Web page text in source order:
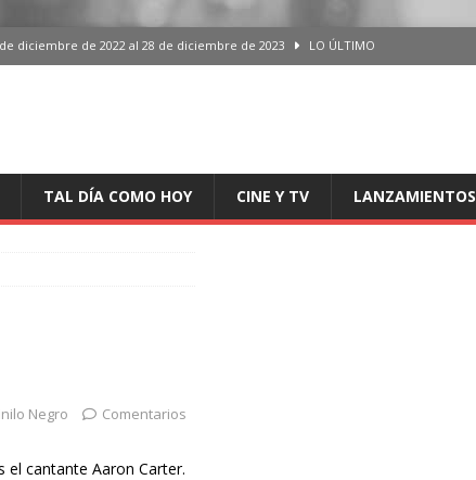
diciembre de 2022 al 28 de diciembre de 2023 LO ÚLTIMO
del 30 de diciembre de 2022 al 28 de diciembre de 2023
España, del 30 de diciembre de 2022 al 28 de diciembre de 2023 LO
de 2022 al 28 de diciembre de 2023
TAL DÍA COMO HOY CINE Y TV LANZAMIENTOS
Negro
Comentarios
el cantante Aaron Carter.